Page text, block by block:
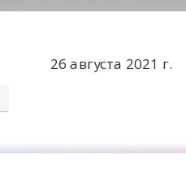
26 августа 2021 г.